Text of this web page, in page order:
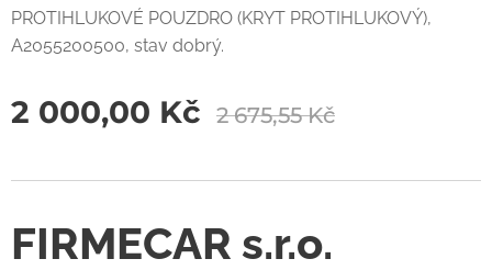
PROTIHLUKOVÉ POUZDRO (KRYT PROTIHLUKOVÝ),
A2055200500, stav dobrý.
2 000,00 Kč 2 675,55Kč
FIRMECAR s.r.o.